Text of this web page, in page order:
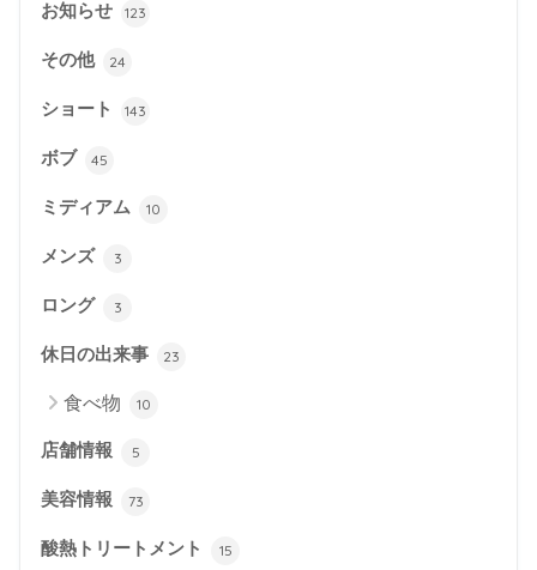
お知らせ 123
その他 24
ショート 143
ボブ 45
ミディアム 10
メンズ 3
ロング 3
休日の出来事 23
食べ物 10
店舗情報 5
美容情報 73
酸熱トリートメント 15